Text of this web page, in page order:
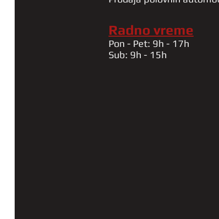
Radno vreme
Pon - Pet: 9h - 17h
Sub: 9h - 15h